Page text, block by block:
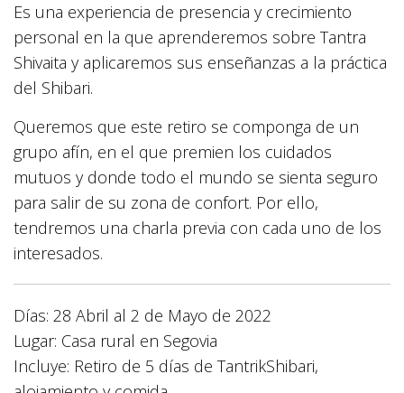
Es una experiencia de presencia y crecimiento
personal en la que aprenderemos sobre Tantra
Shivaita y aplicaremos sus enseñanzas a la práctica
del Shibari.
Queremos que este retiro se componga de un
grupo afín, en el que premien los cuidados
mutuos y donde todo el mundo se sienta seguro
para salir de su zona de confort. Por ello,
tendremos una charla previa con cada uno de los
interesados.
Días: 28 Abril al 2 de Mayo de 2022
Lugar: Casa rural en Segovia
Incluye: Retiro de 5 días de TantrikShibari,